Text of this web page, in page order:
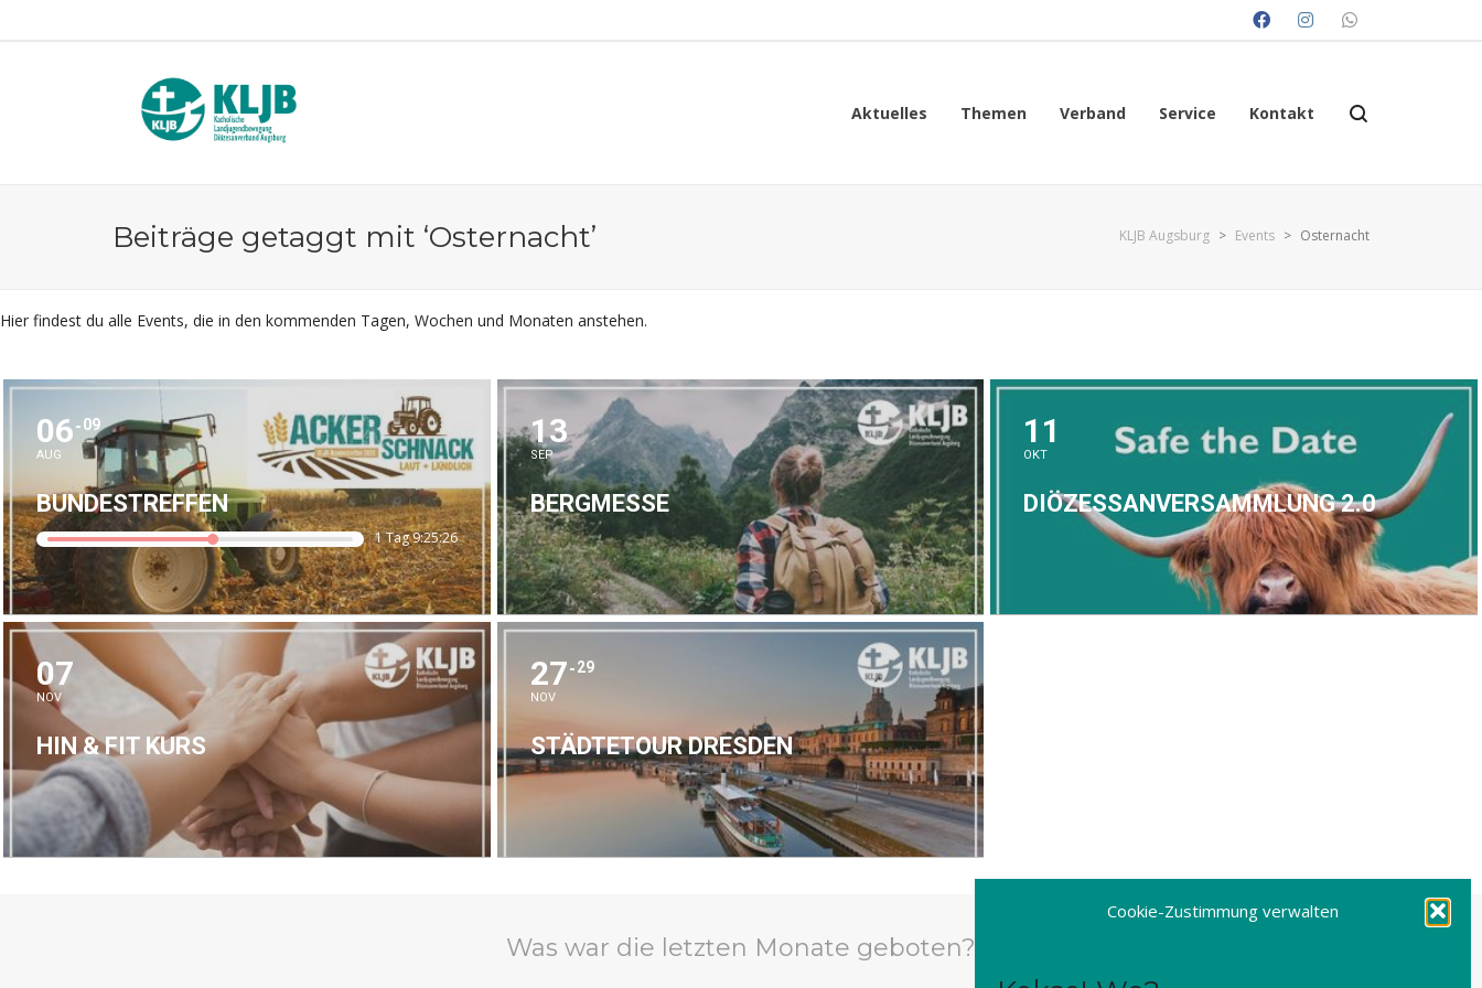
Cookie-Zustimmung verwalten
Aktuelles Themen Verband Service Kontakt
Beiträge getaggt mit ‘Osternacht’ KLJB Augsburg > Events > Osternacht
Hier findest du alle Events, die in den kommenden Tagen, Wochen und Monaten anstehen.
06
AUG
09
BUNDESTREFFEN
1 Tag 9:25:26
13
SEP
BERGMESSE
11
OKT
DIÖZESSANVERSAMMLUNG 2.0
07
NOV
HIN & FIT KURS
27
NOV
29
STÄDTETOUR DRESDEN
Was war die letzten Monate geboten?